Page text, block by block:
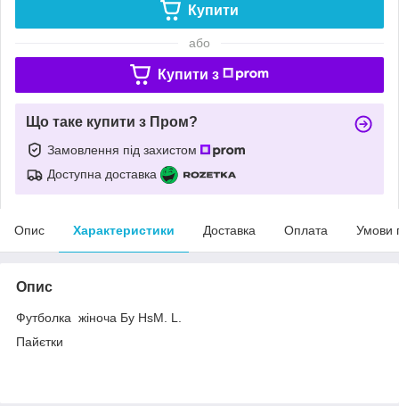
Купити
або
Купити з
Що таке купити з Пром?
Замовлення під захистом
Доступна доставка
Опис Характеристики Доставка Оплата Умови
Опис
Футболка жіноча Бу HsM. L.
Пайєтки